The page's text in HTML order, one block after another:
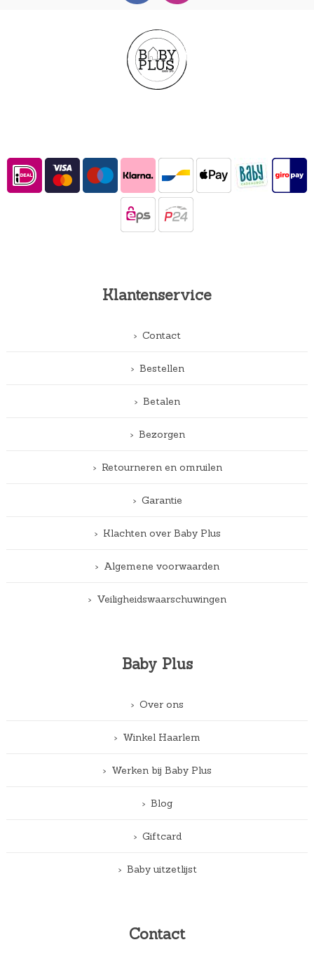
Klantenservice
Contact
Bestellen
Betalen
Bezorgen
Retourneren en omruilen
Garantie
Klachten over Baby Plus
Algemene voorwaarden
Veiligheidswaarschuwingen
Baby Plus
Over ons
Winkel Haarlem
Werken bij Baby Plus
Blog
Giftcard
Baby uitzetlijst
Contact